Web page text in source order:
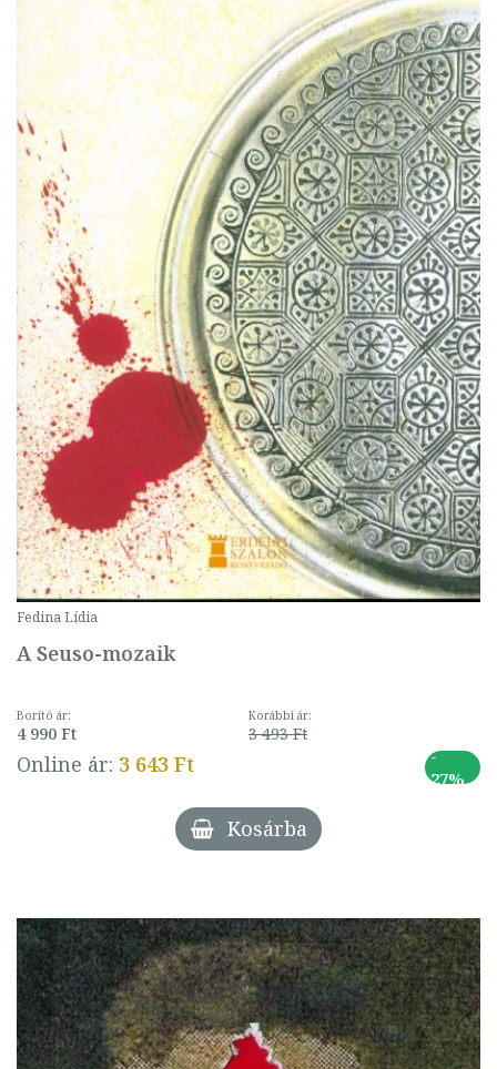
Fedina Lídia
A Seuso-mozaik
Borító ár:
4 990 Ft
Korábbi ár:
3 493 Ft
Online ár: 3 643 Ft
-
27%
Kosárba